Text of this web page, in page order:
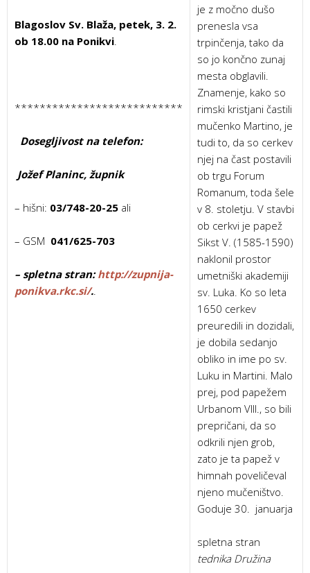
je z močno dušo
prenesla vsa
trpinčenja, tako da
so jo končno zunaj
mesta obglavili.
Znamenje, kako so
rimski kristjani častili
mučenko Martino, je
tudi to, da so cerkev
njej na čast postavili
ob trgu Forum
Romanum, toda šele
v 8. stoletju. V stavbi
ob cerkvi je papež
Sikst V. (1585-1590)
naklonil prostor
umetniški akademiji
sv. Luka. Ko so leta
1650 cerkev
preuredili in dozidali,
je dobila sedanjo
obliko in ime po sv.
Luku in Martini. Malo
prej, pod papežem
Urbanom VIII., so bili
prepričani, da so
odkrili njen grob,
zato je ta papež v
himnah poveličeval
njeno mučeništvo.
Goduje 30. januarja
spletna stran
tednika Družina
Blagoslov Sv. Blaža, petek, 3. 2.
ob 18.00 na Ponikvi
***************************
Dosegljivost na telefon:
Jožef Planinc, župnik
– hišni: 03/748-20-25 ali
– GSM 041/625-703
– spletna stran:http://zupnija-
ponikva.rkc.si/.